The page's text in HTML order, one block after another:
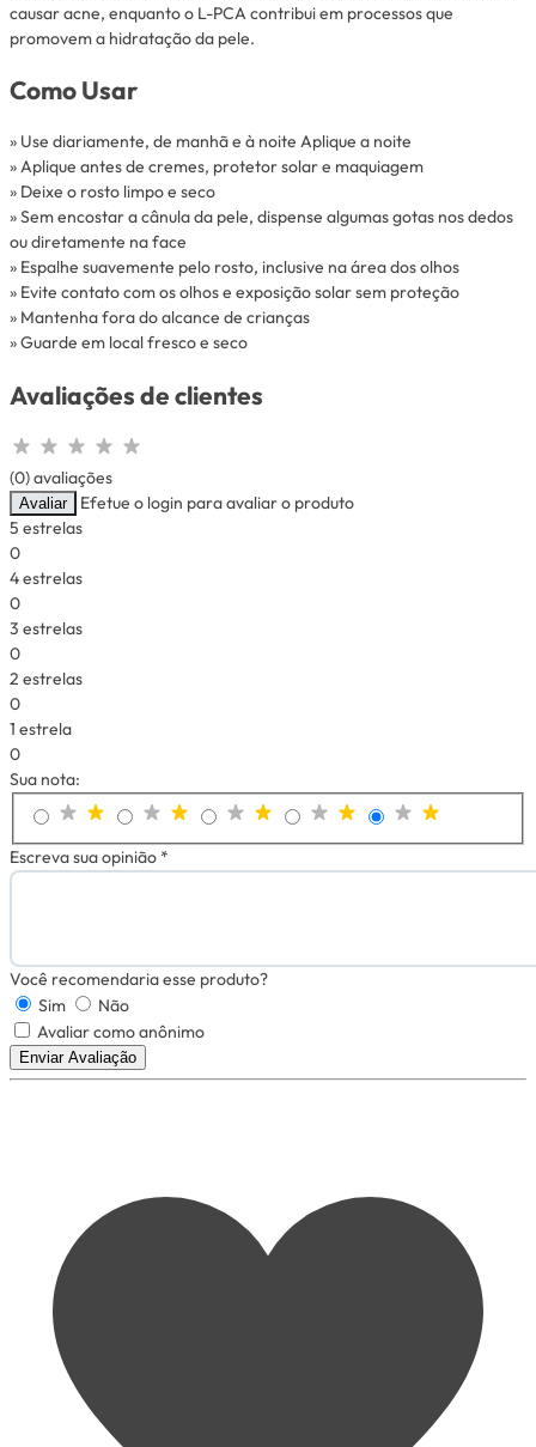
causar acne, enquanto o L-PCA contribui em processos que
promovem a hidratação da pele.
Como Usar
» Use diariamente, de manhã e à noite Aplique a noite
» Aplique antes de cremes, protetor solar e maquiagem
» Deixe o rosto limpo e seco
» Sem encostar a cânula da pele, dispense algumas gotas nos dedos
ou diretamente na face
» Espalhe suavemente pelo rosto, inclusive na área dos olhos
» Evite contato com os olhos e exposição solar sem proteção
» Mantenha fora do alcance de crianças
» Guarde em local fresco e seco
Avaliações de clientes
(0) avaliações
Avaliar
Efetue o login para avaliar o produto
5 estrelas
0
4 estrelas
0
3 estrelas
0
2 estrelas
0
1 estrela
0
Sua nota:
Escreva sua opinião *
Você recomendaria esse produto?
Sim
Não
Avaliar como anônimo
Enviar Avaliação